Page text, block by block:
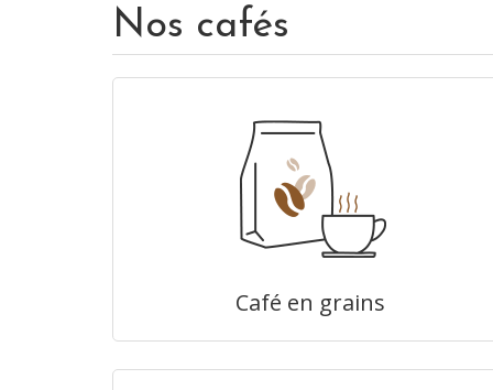
Nos cafés
Café en grains